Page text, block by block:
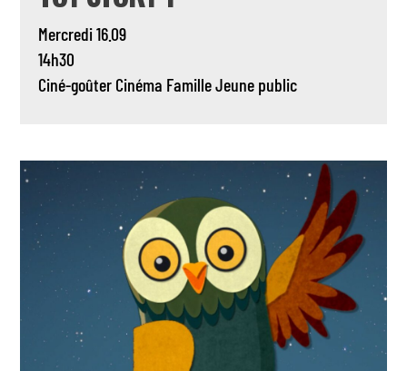
Mercredi 16.09
14h30
Ciné-goûter Cinéma FamilleJeune public